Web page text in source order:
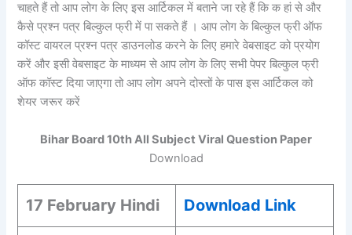
चाहते हैं तो आप लोग के लिए इस आर्टिकल में बताने जा रहे हैं कि क हां से और
कैसे प्रश्न पत्र बिल्कुल फ्री में पा सकते हैं । आप लोग के बिल्कुल फ्री ऑफ
कॉस्ट वायरल प्रश्न पत्र डाउनलोड करने के लिए हमारे वेबसाइट को प्रयोग
करें और इसी वेबसाइट के माध्यम से आप लोग के लिए सभी पेपर बिल्कुल फ्री
ऑफ कॉस्ट दिया जाएगा तो आप लोग अपने दोस्तों के पास इस आर्टिकल को
शेयर जरूर करें
Bihar Board 10th All Subject Viral Question Paper
Download
17 February Hindi Download Link